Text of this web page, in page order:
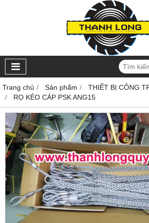
Trang chủ Sản phẩm THIẾT BỊ CÔNG
RỌ KÉO CÁP PSK ANG15